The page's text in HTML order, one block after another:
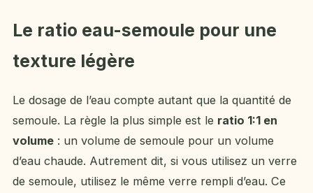
Le ratio eau-semoule pour une
texture légère
Le dosage de l’eau compte autant que la quantité de
semoule. La règle la plus simple est le ratio 1:1 en
volume : un volume de semoule pour un volume
d’eau chaude. Autrement dit, si vous utilisez un verre
de semoule, utilisez le même verre rempli d’eau. Ce